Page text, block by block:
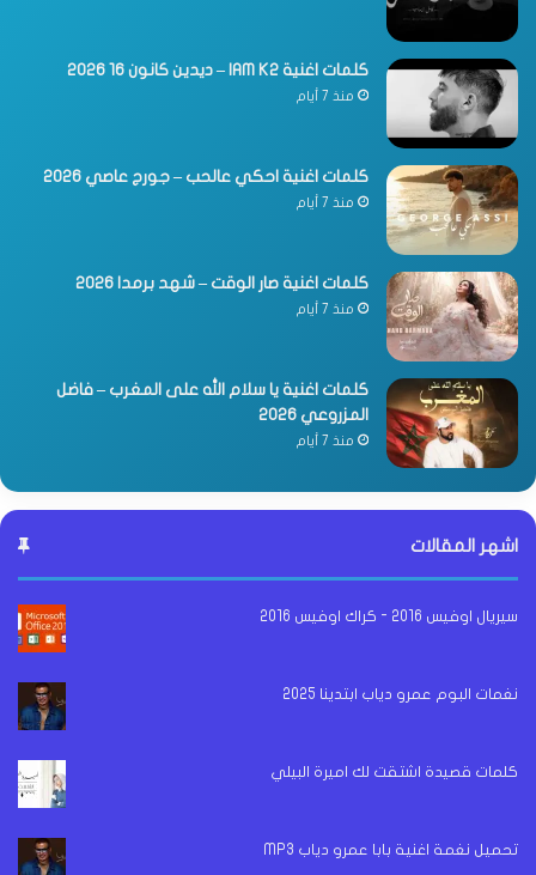
كلمات اغنية IAM K2 – ديدين كانون 16 2026
منذ 7 أيام
كلمات اغنية احكي عالحب – جورج عاصي 2026
منذ 7 أيام
كلمات اغنية صار الوقت – شهد برمدا 2026
منذ 7 أيام
كلمات اغنية يا سلام الله على المغرب – فاضل
المزروعي 2026
منذ 7 أيام
اشهر المقالات
سيريال اوفيس 2016 - كراك اوفيس 2016
نغمات البوم عمرو دياب ابتدينا 2025
كلمات قصيدة اشتقت لك اميرة البيلي
تحميل نغمة اغنية بابا عمرو دياب MP3